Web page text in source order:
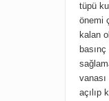
tüpü
önemi
kalan
açılıp